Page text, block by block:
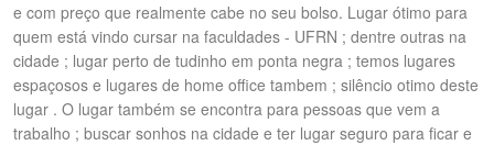
e com preço que realmente cabe no seu bolso. Lugar ótimo para
quem está vindo cursar na faculdades - UFRN ; dentre outras na
cidade ; lugar perto de tudinho em ponta negra ; temos lugares
espaçosos e lugares de home office tambem ; silêncio otimo deste
lugar . O lugar também se encontra para pessoas que vem a
trabalho ; buscar sonhos na cidade e ter lugar seguro para ficar e